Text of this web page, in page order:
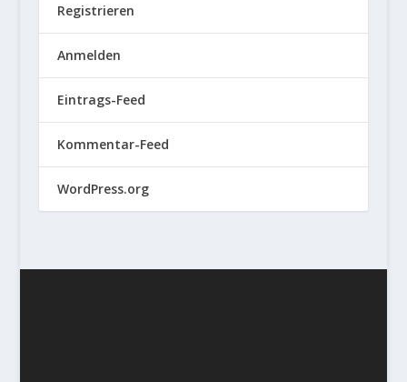
Registrieren
Anmelden
Eintrags-Feed
Kommentar-Feed
WordPress.org